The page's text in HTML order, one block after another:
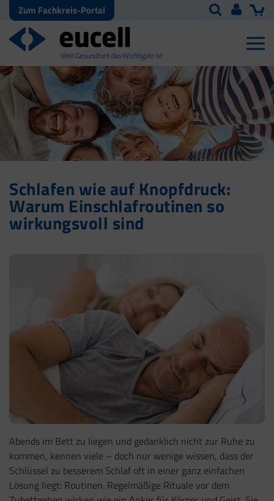
Zum Fachkreis-Portal
Schlafen wie auf Knopfdruck:
Warum Einschlafroutinen so
wirkungsvoll sind
Abends im Bett zu liegen und gedanklich nicht zur Ruhe zu
kommen, kennen viele – doch nur wenige wissen, dass der
Schlüssel zu besserem Schlaf oft in einer ganz einfachen
Lösung liegt: Routinen. Regelmäßige Rituale vor dem